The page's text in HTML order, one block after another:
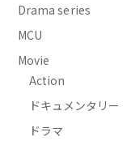
Drama series
MCU
Movie
Action
ドキュメンタリー
ドラマ